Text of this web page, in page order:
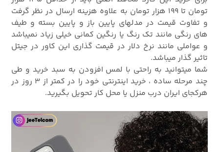
تومان تا 199 هزار تومان به علاوه هزینه ارسال در نظر گرفت
و تفاوت قیمت در مدلهای پایین باز و پایین بسته و طیف
های رنگی مانند تک رنگ یا رنگین کمانی خیلی زیاد نمیباشد
و عواملی مانند نرخ دلار در قیمت گذاری این کاور در جیتل
تاثیر گذار میباشد.
شما میتوانید به راحتی با لمس افزودن به سبد خرید و طی
چند مرحله ساده ، خرید اینترنتی خود را در کمتر از 3 روز در
هرکجای ایران درب منزل یا محل کار تحویل بگیرید.